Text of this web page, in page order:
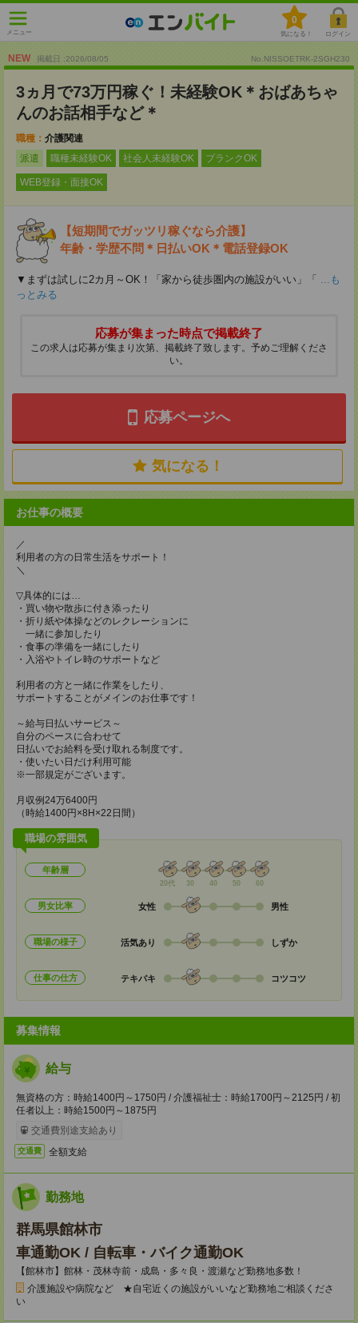
メニュー
0
気になる！ ログイン
NEW 掲載日 :2026/08/05 No.NISSOETRK-2SGH230
3ヵ月で73万円稼ぐ！未経験OK＊おばあちゃ
んのお話相手など＊
職種： 介護関連
派遣
職種未経験OK 社会人未経験OK ブランクOK
WEB登録・面接OK
【短期間でガッツリ稼ぐなら介護】
年齢・学歴不問＊日払いOK＊電話登録OK
▼まずは試しに2カ月～OK！「家から徒歩圏内の施設がいい」「 ...も
っとみる
応募が集まった時点で掲載終了
この求人は応募が集まり次第、掲載終了致します。予めご理解くださ
い。
応募ページへ
気になる！
お仕事の概要
／
利用者の方の日常生活をサポート！
＼
▽具体的には…
・買い物や散歩に付き添ったり
・折り紙や体操などのレクレーションに
一緒に参加したり
・食事の準備を一緒にしたり
・入浴やトイレ時のサポートなど
利用者の方と一緒に作業をしたり、
サポートすることがメインのお仕事です！
～給与日払いサービス～
自分のペースに合わせて
日払いでお給料を受け取れる制度です。
・使いたい日だけ利用可能
※一部規定がございます。
月収例24万6400円
（時給1400円×8H×22日間）
職場の雰囲気
年齢層
20代 30 40 50 60
男女比率 女性 男性
職場の様子 活気あり しずか
仕事の仕方 テキパキ コツコツ
募集情報
給与
無資格の方：時給1400円～1750円 / 介護福祉士：時給1700円～2125円 / 初
任者以上：時給1500円～1875円
交通費別途支給あり
交通費 全額支給
勤務地
群馬県館林市
車通勤OK / 自転車・バイク通勤OK
【館林市】館林・茂林寺前・成島・多々良・渡瀬など勤務地多数！
介護施設や病院など ★自宅近くの施設がいいなど勤務地ご相談くださ
い